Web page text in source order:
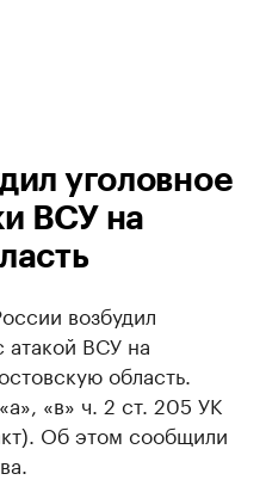
уголовное
ВСУ на
возбудил
атакой ВСУ на
область.
«в» ч. 2 ст. 205 УК
Об этом сообщили